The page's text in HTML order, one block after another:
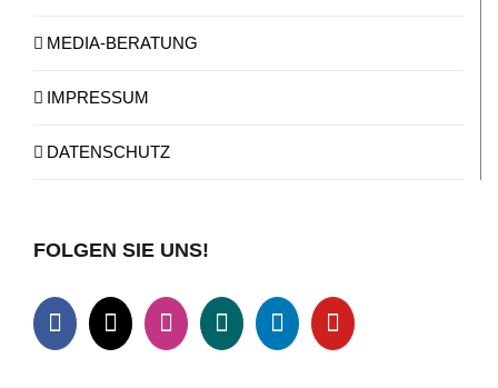
MEDIA-BERATUNG
IMPRESSUM
DATENSCHUTZ
FOLGEN SIE UNS!